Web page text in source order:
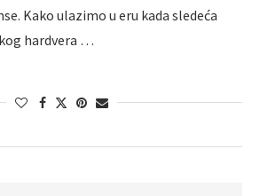
Kako ulazimo u eru kada sledeća
hardvera …